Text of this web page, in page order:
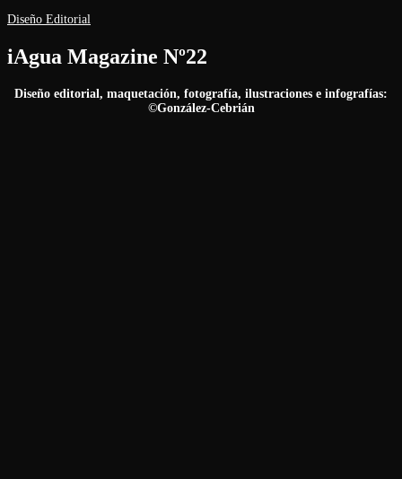
Diseño Editorial
iAgua Magazine Nº22
Diseño editorial, maquetación, fotografía, ilustraciones e infografías:
©González-Cebrián